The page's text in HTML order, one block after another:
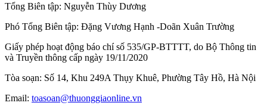
Tổng Biên tập: Nguyễn Thùy Dương
Phó Tổng Biên tập: Đặng Vương Hạnh -Doãn Xuân Trường
Giấy phép hoạt động báo chí số 535/GP-BTTTT, do Bộ Thông tin
và Truyền thông cấp ngày 19/11/2020
Tòa soạn: Số 14, Khu 249A Thụy Khuê, Phường Tây Hồ, Hà Nội
Email: toasoan@thuonggiaonline.vn